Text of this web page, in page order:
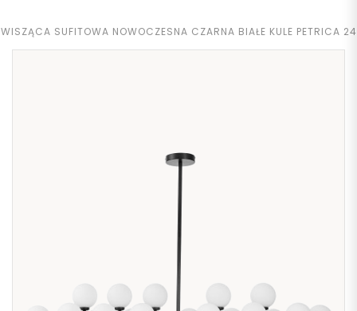
SUFITOWA NOWOCZESNA CZARNA BIAŁE KULE PETRICA 24